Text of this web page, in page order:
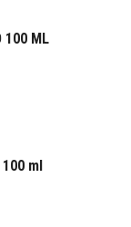
100 ML
100 ml